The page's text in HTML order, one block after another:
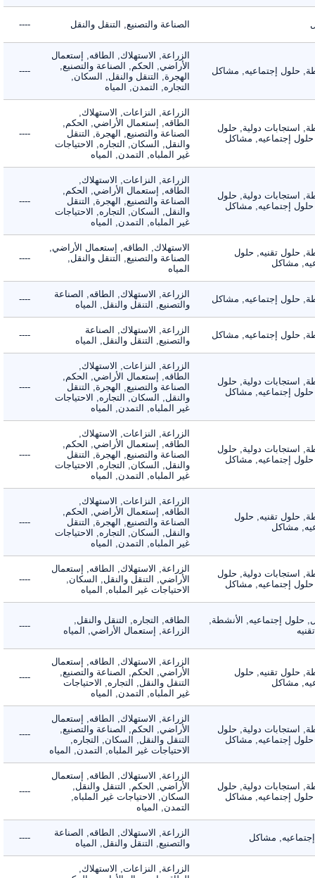
الصناعة والتصنيع, التنقل والنقل ----
حلول إجتماعيه, مشاكل
الزراعة, الاستهلاك, الطاقه, إستعمال
الأراضي, الحكم, الصناعة والتصنيع,
الهجرة, التنقل والنقل, السكان,
التجاره, التمدن, المياه
----
استجابات دولية, حلول
إجتماعيه, مشاكل
الزراعة, النزاعات, الاستهلاك,
الطاقه, إستعمال الأراضي, الحكم,
الصناعة والتصنيع, الهجرة, التنقل
والنقل, السكان, التجاره, الاحتياجات
غير الملباه, التمدن, المياه
----
استجابات دولية, حلول
إجتماعيه, مشاكل
الزراعة, النزاعات, الاستهلاك,
الطاقه, إستعمال الأراضي, الحكم,
الصناعة والتصنيع, الهجرة, التنقل
والنقل, السكان, التجاره, الاحتياجات
غير الملباه, التمدن, المياه
----
حلول تقنيه, حلول
مشاكل
الاستهلاك, الطاقه, إستعمال الأراضي,
الصناعة والتصنيع, التنقل والنقل,
المياه
----
حلول إجتماعيه, مشاكل
الزراعة, الاستهلاك, الطاقه, الصناعة
والتصنيع, التنقل والنقل, المياه
----
حلول إجتماعيه, مشاكل
الزراعة, الاستهلاك, الصناعة
والتصنيع, التنقل والنقل, المياه
----
استجابات دولية, حلول
إجتماعيه, مشاكل
الزراعة, النزاعات, الاستهلاك,
الطاقه, إستعمال الأراضي, الحكم,
الصناعة والتصنيع, الهجرة, التنقل
والنقل, السكان, التجاره, الاحتياجات
غير الملباه, التمدن, المياه
----
استجابات دولية, حلول
إجتماعيه, مشاكل
الزراعة, النزاعات, الاستهلاك,
الطاقه, إستعمال الأراضي, الحكم,
الصناعة والتصنيع, الهجرة, التنقل
والنقل, السكان, التجاره, الاحتياجات
غير الملباه, التمدن, المياه
----
حلول تقنيه, حلول
مشاكل
الزراعة, النزاعات, الاستهلاك,
الطاقه, إستعمال الأراضي, الحكم,
الصناعة والتصنيع, الهجرة, التنقل
والنقل, السكان, التجاره, الاحتياجات
غير الملباه, التمدن, المياه
----
استجابات دولية, حلول
إجتماعيه, مشاكل
الزراعة, الاستهلاك, الطاقه, إستعمال
الأراضي, التنقل والنقل, السكان,
الاحتياجات غير الملباه, المياه
----
إجتماعيه, الأنشطة,
الطاقه, التجاره, التنقل والنقل,
الزراعة, إستعمال الأراضي, المياه
----
حلول تقنيه, حلول
مشاكل
الزراعة, الاستهلاك, الطاقه, إستعمال
الأراضي, الحكم, الصناعة والتصنيع,
التنقل والنقل, التجاره, الاحتياجات
غير الملباه, التمدن, المياه
----
استجابات دولية, حلول
إجتماعيه, مشاكل
الزراعة, الاستهلاك, الطاقه, إستعمال
الأراضي, الحكم, الصناعة والتصنيع,
التنقل والنقل, السكان, التجاره,
الاحتياجات غير الملباه, التمدن, المياه
----
استجابات دولية, حلول
إجتماعيه, مشاكل
الزراعة, الاستهلاك, الطاقه, إستعمال
الأراضي, الحكم, التنقل والنقل,
السكان, الاحتياجات غير الملباه,
التمدن, المياه
----
مشاكل
الزراعة, الاستهلاك, الطاقه, الصناعة
والتصنيع, التنقل والنقل, المياه
----
الزراعة, النزاعات, الاستهلاك,